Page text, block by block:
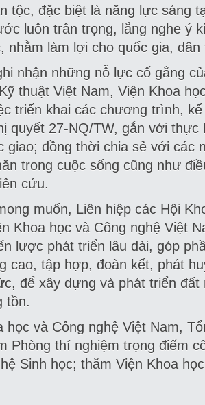
tộc, đặc biệt là năng lực sáng
luôn trân trọng, lắng nghe ý
nhằm làm lợi cho quốc gia, dân
nhận những nỗ lực cố gắng
thuật Việt Nam, Viện Khoa
triển khai các chương trình,
quyết 27-NQ/TW, gắn với thực
giao; đồng thời chia sẻ với các
trong cuộc sống cũng như
cứu.
muốn, Liên hiệp các Hội
Khoa học và Công nghệ Việt
lược phát triển lâu dài, góp
cao, tập hợp, đoàn kết, phát
để xây dựng và phát triển đất
tồn.
học và Công nghệ Việt Nam,
Phòng thí nghiệm trọng điểm
Sinh học; thăm Viện Khoa